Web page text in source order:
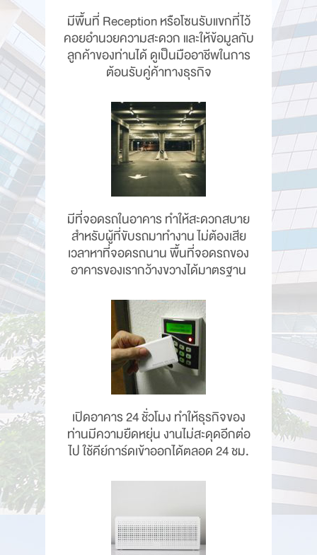
มีพื้นที่ Reception หรือโซนรับแขกที่ไว้
คอยอำนวยความสะดวก และให้ข้อมูลกับ
ลูกค้าของท่านได้ ดูเป็นมืออาชีพในการ
ต้อนรับคู่ค้าทางธุรกิจ
มีที่จอดรถในอาคาร ทำให้สะดวกสบาย
สำหรับผู้ที่ขับรถมาทำงาน ไม่ต้องเสีย
เวลาหาที่จอดรถนาน พื้นที่จอดรถของ
อาคารของเรากว้างขวางได้มาตรฐาน
เปิดอาคาร 24 ชั่วโมง ทำให้ธุรกิจของ
ท่านมีความยืดหยุ่น งานไม่สะดุดอีกต่อ
ไป ใช้คีย์การ์ดเข้าออกได้ตลอด 24 ชม.